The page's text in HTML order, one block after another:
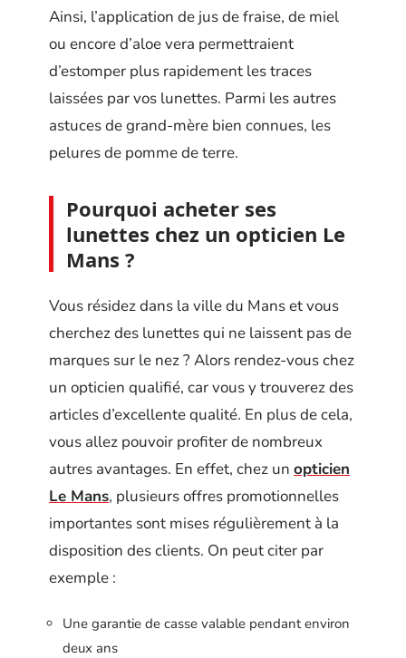
Ainsi, l’application de jus de fraise, de miel
ou encore d’aloe vera permettraient
d’estomper plus rapidement les traces
laissées par vos lunettes. Parmi les autres
astuces de grand-mère bien connues, les
pelures de pomme de terre.
Pourquoi acheter ses
lunettes chez un opticien Le
Mans ?
Vous résidez dans la ville du Mans et vous
cherchez des lunettes qui ne laissent pas de
marques sur le nez ? Alors rendez-vous chez
un opticien qualifié, car vous y trouverez des
articles d’excellente qualité. En plus de cela,
vous allez pouvoir profiter de nombreux
autres avantages. En effet, chez un opticien
Le Mans, plusieurs offres promotionnelles
importantes sont mises régulièrement à la
disposition des clients. On peut citer par
exemple :
Une garantie de casse valable pendant environ
deux ans